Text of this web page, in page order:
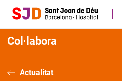
contingut
Col·labora
Actualitat